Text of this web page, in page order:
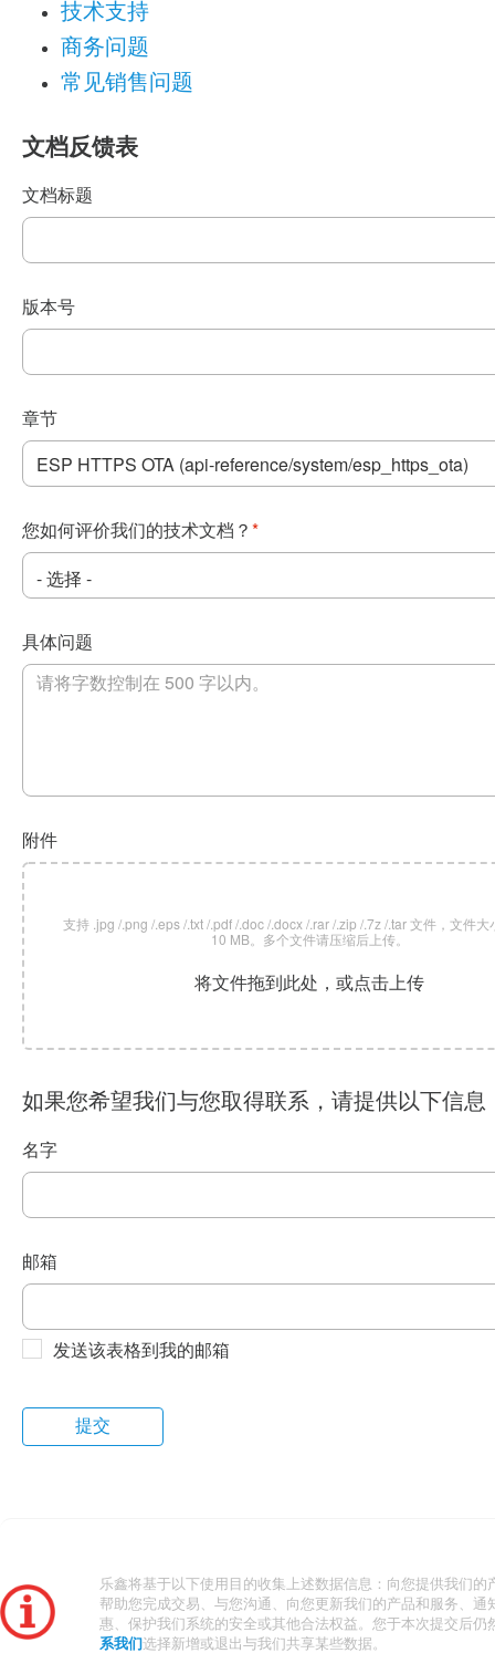
技术支持
商务问题
常见销售问题
文档反馈表
文档标题
版本号
章节
您如何评价我们的技术文档？ *
具体问题
附件
支持 .jpg /.png /.eps /.txt /.pdf /.doc /.docx /.rar /.zip /.7z /.tar 文件，文件大
10 MB。多个文件请压缩后上传。
将文件拖到此处，或点击上传
如果您希望我们与您取得联系，请提供以下信息
名字
邮箱
发送该表格到我的邮箱
乐鑫将基于以下使用目的收集上述数据信息：向您提供我们的
帮助您完成交易、与您沟通、向您更新我们的产品和服务、通
惠、保护我们系统的安全或其他合法权益。您于本次提交后仍
系我们 选择新增或退出与我们共享某些数据。